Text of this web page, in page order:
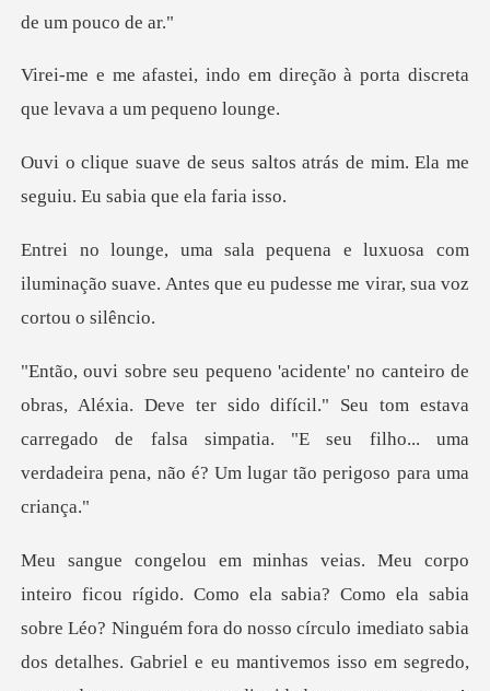
m direção à porta discreta
qu
ltos atrás de mim. Ela me
segu
osa com
iluminação suave. Antes que eu pu
ve ter sido difícil." Seu tom estava
carregado de falsa simpatia. "E seu f
a sabia
sobre Léo? Ninguém fora do nosso círculo imediato sabia
dos detalhes. Gabriel e eu m